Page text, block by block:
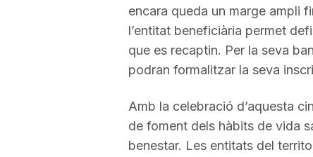
n
a
encara queda un marge ampli
l’entitat beneficiària permet
que es recaptin. Per la seva
podran formalitzar la seva
Amb la celebració d’aquesta
de foment dels hàbits de vida
benestar. Les entitats del